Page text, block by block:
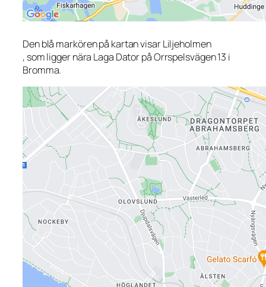
Den blå markören på kartan visar Liljeholmen
, som ligger nära Laga Dator på Orrspelsvägen 13 i
Bromma.